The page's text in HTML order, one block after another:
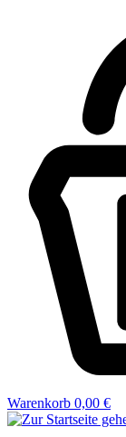
Warenkorb 0,00 €